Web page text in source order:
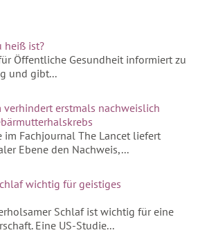
heiß ist?
Öffentliche Gesundheit informiert zu
und gibt...
verhindert erstmals nachweislich
im Fachjournal The Lancet liefert
Ebene den Nachweis,...
wichtig für geistiges
Schlaf ist wichtig für eine
Eine US-Studie...